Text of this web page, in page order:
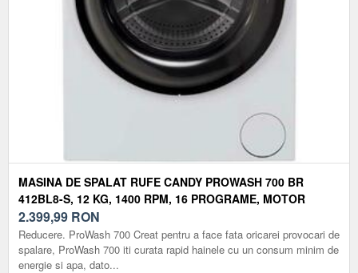
MASINA DE SPALAT RUFE CANDY PROWASH 700 BR
412BL8-S, 12 KG, 1400 RPM, 16 PROGRAME, MOTOR
INVERTER, STEAM, SOFT DRUM, DUAL SPRAY, WIFI,
CLASA A (ALB)
2.399,99 RON
Reducere. ProWash 700 Creat pentru a face fata oricarei provocari de
spalare, ProWash 700 iti curata rapid hainele cu un consum minim de
energie si apa, dato...